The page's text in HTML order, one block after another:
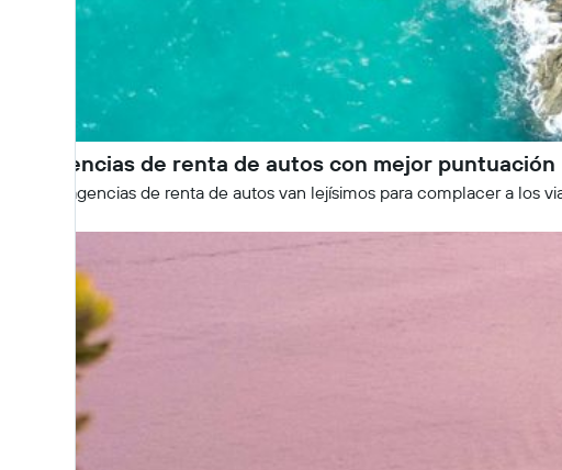
Las agencias de renta de autos con mejor puntuación
Algunas agencias de renta de autos van lejísimos para complacer a los